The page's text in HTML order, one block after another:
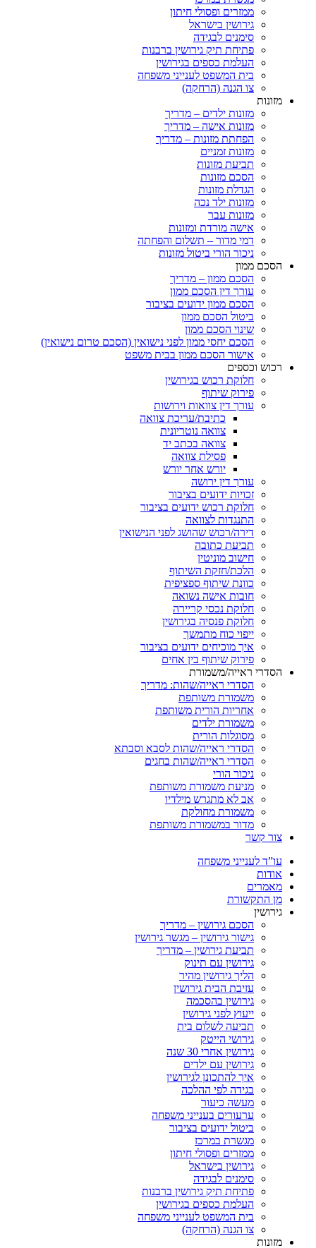
ממזרים ופסולי חיתון
גירושין בישראל
סימנים לבגידה
פתיחת תיק גירושין ברבנות
העלמת כספים בגירושין
בית המשפט לענייני משפחה
צו הגנה (הרחקה)
מזונות ילדים – מדריך
מזונות אישה – מדריך
הפחתת מזונות – מדריך
מזונות זמניים
תביעת מזונות
הסכם מזונות
הגדלת מזונות
מזונות ילד נכה
מזונות עבר
אישה מורדת ומזונות
דמי מדור – תשלום והפחתה
ניכור הורי ביטול מזונות
ממון
הסכם ממון – מדריך
עורך דין הסכם ממון
הסכם ממון ידועים בציבור
ביטול הסכם ממון
שינוי הסכם ממון
הסכם יחסי ממון לפני נישואין (הסכם טרום נישואין)
אישור הסכם ממון בבית משפט
וכספים
חלוקת רכוש בגירושין
פירוק שיתוף
עורך דין צוואות וירושות
כתיבת/עריכת צוואה
צוואה נוטריונית
צוואה בכתב יד
פסילת צוואה
יורש אחר יורש
עורך דין ירושה
זכויות ידועים בציבור
חלוקת רכוש ידועים בציבור
התנגדות לצוואה
דירה/רכוש שהושג לפני הנישואין
תביעת כתובה
חישוב מוניטין
הלכת/חזקת השיתוף
כוונת שיתוף ספציפית
חובות אישה נשואה
חלוקת נכסי קריירה
חלוקת פנסיה בגירושין
ייפוי כוח מתמשך
איך מוכיחים ידועים בציבור
פירוק שיתוף בין אחים
ראייה/משמורת
הסדרי ראייה/שהות: מדריך
משמורת משותפת
אחריות הורית משותפת
משמורת ילדים
מסוגלות הורית
הסדרי ראייה/שהות לסבא וסבתא
הסדרי ראייה/שהות בחגים
ניכור הורי
מניעת משמורת משותפת
אב לא מתגרש מילדיו
משמורת מחולקת
מדור במשמורת משותפת
לענייני משפחה
הסכם גירושין – מדריך
גישור גירושין – מגשר גירושין
תביעת גירושין – מדריך
גירושין עם תינוק
הליך גירושין מהיר
עזיבת הבית גירושין
גירושין בהסכמה
ייעוץ לפני גירושין
תביעה לשלום בית
גירושי הייטק
גירושין אחרי 30 שנה
גירושין עם ילדים
איך להתכונן לגירושין
בגידה לפי ההלכה
מעשה כיעור
ערעורים בענייני משפחה
ביטול ידועים בציבור
מגשרת במרכז
ממזרים ופסולי חיתון
גירושין בישראל
סימנים לבגידה
פתיחת תיק גירושין ברבנות
העלמת כספים בגירושין
בית המשפט לענייני משפחה
צו הגנה (הרחקה)